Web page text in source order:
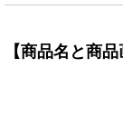
【商品名と商